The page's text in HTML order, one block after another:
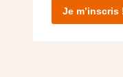
Je m’inscris